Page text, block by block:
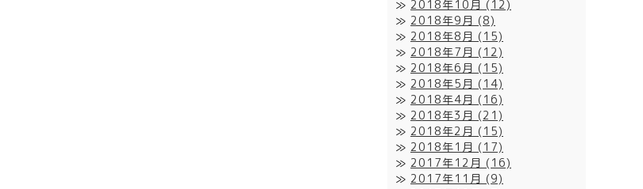
2018年10月 (12)
2018年9月 (8)
2018年8月 (15)
2018年7月 (12)
2018年6月 (15)
2018年5月 (14)
2018年4月 (16)
2018年3月 (21)
2018年2月 (15)
2018年1月 (17)
2017年12月 (16)
2017年11月 (9)